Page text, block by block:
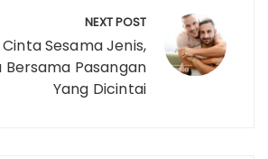
NEXT POST
Cinta Sesama Jenis,
Bersama Pasangan
Yang Dicintai